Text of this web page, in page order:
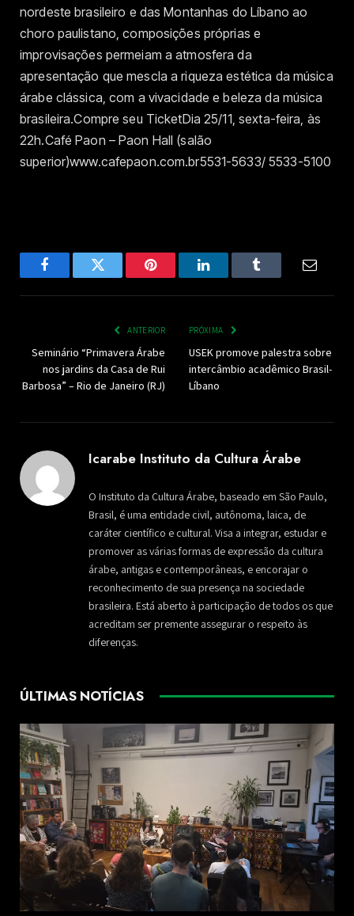
nordeste brasileiro e das Montanhas do Líbano ao
choro paulistano, composições próprias e
improvisações permeiam a atmosfera da
apresentação que mescla a riqueza estética da música
árabe clássica, com a vivacidade e beleza da música
brasileira.Compre seu TicketDia 25/11, sexta-feira, às
22h.Café Paon – Paon Hall (salão
superior)www.cafepaon.com.br5531-5633/ 5533-5100
FacebookTwitter Pinterest LinkedInTumblr
ANTERIOR
Seminário “Primavera Árabe
nos jardins da Casa de Rui
Barbosa” – Rio de Janeiro (RJ)
PRÓXIMA
USEK promove palestra sobre
intercâmbio acadêmico Brasil-
Líbano
Icarabe Instituto da Cultura Árabe
O Instituto da Cultura Árabe, baseado em São Paulo,
Brasil, é uma entidade civil, autônoma, laica, de
caráter científico e cultural. Visa a integrar, estudar e
promover as várias formas de expressão da cultura
árabe, antigas e contemporâneas, e encorajar o
reconhecimento de sua presença na sociedade
brasileira. Está aberto à participação de todos os que
acreditam ser premente assegurar o respeito às
diferenças.
ÚLTIMAS NOTÍCIAS